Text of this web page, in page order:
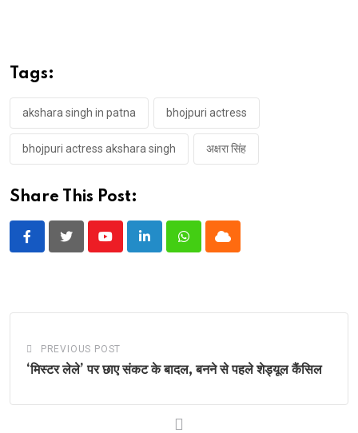
Tags:
akshara singh in patna bhojpuri actress
bhojpuri actress akshara singh अक्षरा सिंह
Share This Post:
YoutubeLinkedInWhatsappCloud
PREVIOUS POST
‘मिस्टर लेले’ पर छाए संकट के बादल, बनने से पहले शेड्यूल कैंसिल